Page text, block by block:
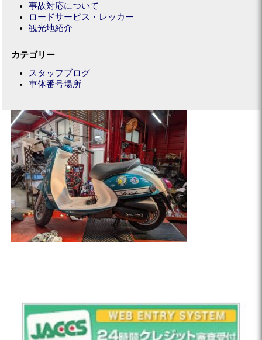
事故対応について
ロードサービス・レッカー
観光地紹介
カテゴリー
スタッフブログ
車体番号場所